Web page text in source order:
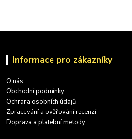
Informace pro zákazníky
O nás
Obchodní podmínky
Ochrana osobních údajů
Zpracování a ověřování recenzí
Doprava a platební metody